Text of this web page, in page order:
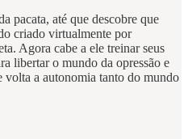
pacata, até que descobre que
criado virtualmente por
Agora cabe a ele treinar seus
libertar o mundo da opressão e
a autonomia tanto do mundo